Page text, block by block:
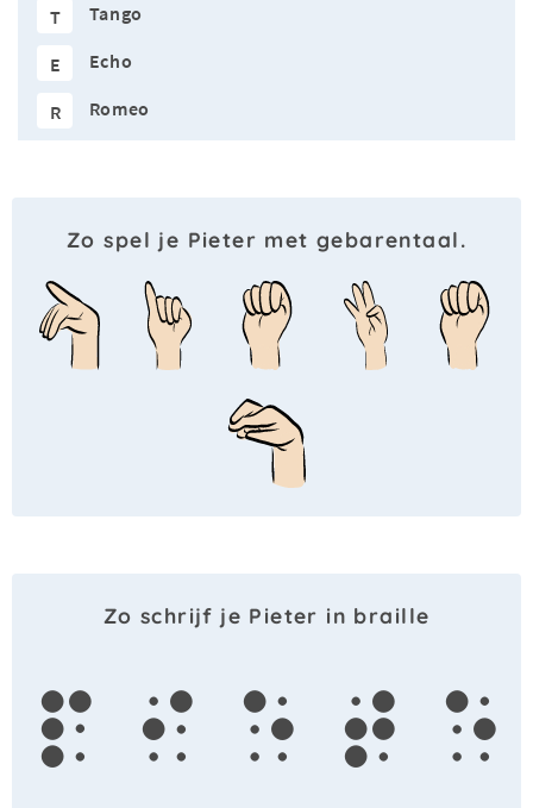
T Tango
E Echo
R Romeo
Zo spel je Pieter met gebarentaal.
Zo schrijf je Pieter in braille
p i e t e